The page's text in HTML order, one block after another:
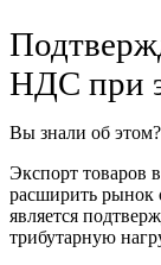
НДС при
Вы знали об этом?
Экспорт товаров
расширить
является
трибутарную